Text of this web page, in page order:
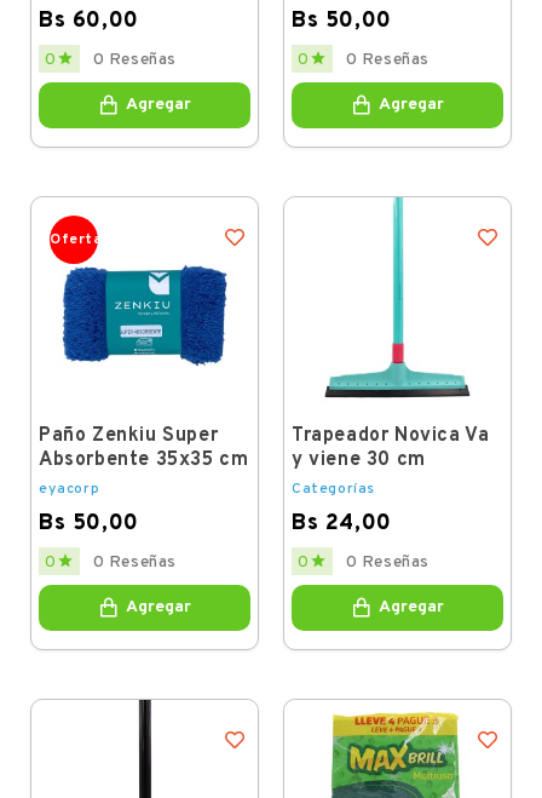
Bs 60,00
Price
0  0 Reseñas
Agregar
Bs 50,00
Price
0  0 Reseñas
Agregar
Oferta
Paño Zenkiu Super
Absorbente 35x35 cm
eyacorp
Bs 50,00
Price
0  0 Reseñas
Agregar
Trapeador Novica Va
y viene 30 cm
Categorías
Bs 24,00
Price
0  0 Reseñas
Agregar